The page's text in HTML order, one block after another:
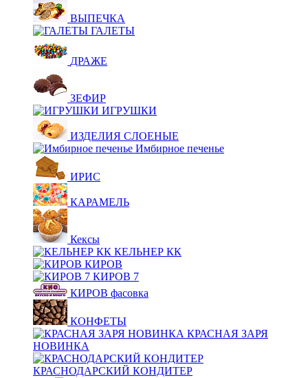
ВЫПЕЧКА
ГАЛЕТЫ
ДРАЖЕ
ЗЕФИР
ИГРУШКИ
ИЗДЕЛИЯ СЛОЕНЫЕ
Имбирное печенье
ИРИС
КАРАМЕЛЬ
Кексы
КЕЛЬНЕР КК
КИРОВ
КИРОВ 7
КИРОВ фасовка
КОНФЕТЫ
КРАСНАЯ ЗАРЯ
НОВИНКА
КРАСНОДАРСКИЙ КОНДИТЕР